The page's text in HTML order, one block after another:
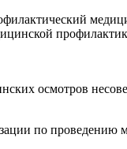
осмотров
по